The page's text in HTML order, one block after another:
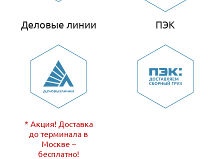
Деловые линии
* Акция! Доставка
до терминала в
Москве –
бесплатно!
ПЭК